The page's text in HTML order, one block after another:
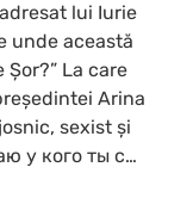
lui Iurie
unde această
La care
Arina
sexist și
у кого ты с…